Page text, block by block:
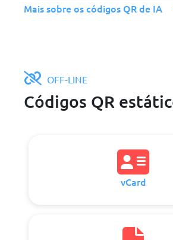
Mais sobre os códigos QR de IA
OFF-LINE
Códigos QR
vCard